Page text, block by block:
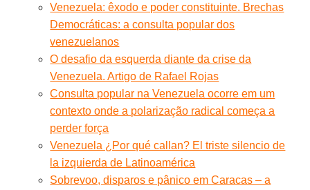
Venezuela: êxodo e poder constituinte. Brechas
Democráticas: a consulta popular dos
venezuelanos
O desafio da esquerda diante da crise da
Venezuela. Artigo de Rafael Rojas
Consulta popular na Venezuela ocorre em um
contexto onde a polarização radical começa a
perder força
Venezuela ¿Por qué callan? El triste silencio de
la izquierda de Latinoamérica
Sobrevoo, disparos e pânico em Caracas – a